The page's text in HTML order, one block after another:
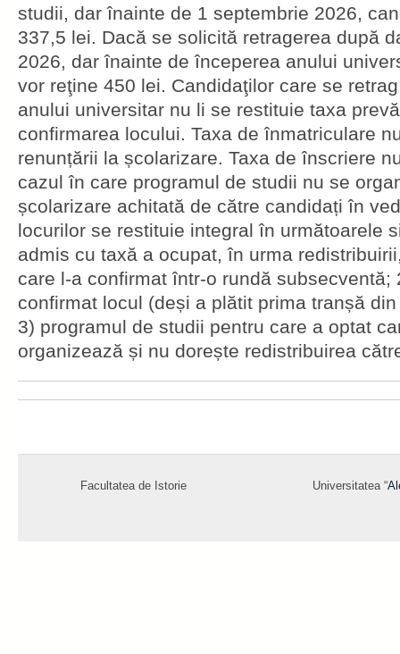
studii, dar înainte de 1 septembrie 2026,
337,5 lei. Dacă se solicită retragerea după
2026, dar înainte de începerea anului
vor reţine 450 lei. Candidaţilor care se
anului universitar nu li se restituie taxa
confirmarea locului. Taxa de înmatriculare
renunțării la școlarizare. Taxa de înscriere
cazul în care programul de studii nu se
școlarizare achitată de către candidați în
locurilor se restituie integral în următoarele
admis cu taxă a ocupat, în urma
care l-a confirmat într-o rundă subsecventă;
confirmat locul (deși a plătit prima tranșă
3) programul de studii pentru care a optat
organizează și nu dorește redistribuirea
Facultatea de Istorie Universitatea “